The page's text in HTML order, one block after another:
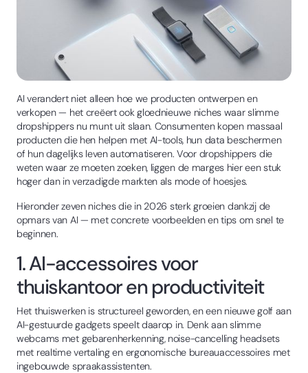
AI verandert niet alleen hoe we producten ontwerpen en
verkopen — het creëert ook gloednieuwe niches waar slimme
dropshippers nu munt uit slaan. Consumenten kopen massaal
producten die hen helpen met AI-tools, hun data beschermen
of hun dagelijks leven automatiseren. Voor dropshippers die
weten waar ze moeten zoeken, liggen de marges hier een stuk
hoger dan in verzadigde markten als mode of hoesjes.
Hieronder zeven niches die in 2026 sterk groeien dankzij de
opmars van AI — met concrete voorbeelden en tips om snel te
beginnen.
1. AI-accessoires voor
thuiskantoor en productiviteit
Het thuiswerken is structureel geworden, en een nieuwe golf aan
AI-gestuurde gadgets speelt daarop in. Denk aan slimme
webcams met gebarenherkenning, noise-cancelling headsets
met realtime vertaling en ergonomische bureauaccessoires met
ingebouwde spraakassistenten.